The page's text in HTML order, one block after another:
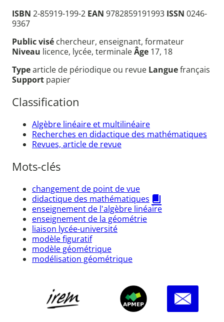
ISBN 2-85919-199-2 EAN 9782859191993 ISSN 0246-
9367
Public visé chercheur, enseignant, formateur
Niveau licence, lycée, terminaleÂge 17, 18
Typearticle de périodique ou revue Languefrançais
Support papier
Classification
Algèbre linéaire et multilinéaire
Recherches en didactique des mathématiques
Revues, article de revue
Mots-clés
changement de point de vue
didactique des mathématiques
enseignement de l'algèbre linéaire
enseignement de la géométrie
liaison lycée-université
modèle figuratif
modèle géométrique
modélisation géométrique